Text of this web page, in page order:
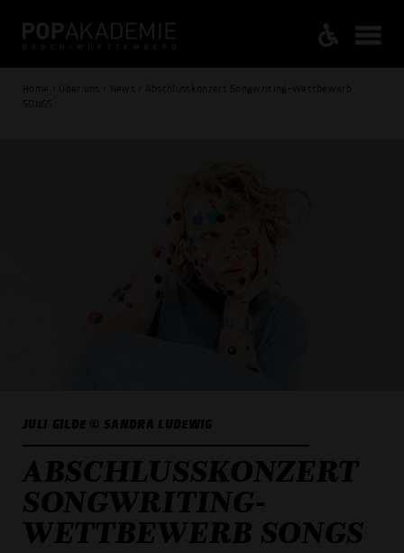
Home / Über uns / News / Abschlusskonzert Songwriting-Wettbewerb
SONGS
JULI GILDE © SANDRA LUDEWIG
ABSCHLUSSKONZERT
SONGWRITING-
WETTBEWERB SONGS